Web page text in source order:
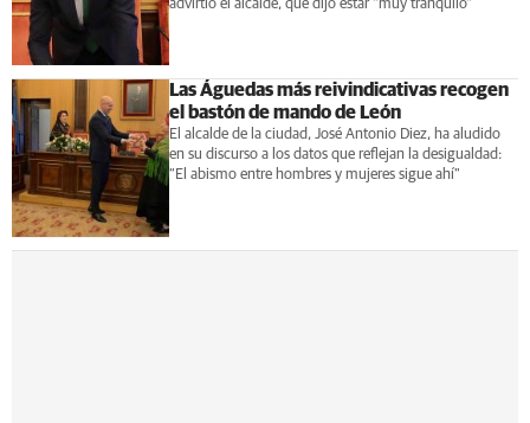
advirtió el alcalde, que dijo estar "muy tranquilo"
Las Águedas más reivindicativas recogen
el bastón de mando de León
El alcalde de la ciudad, José Antonio Diez, ha aludido
en su discurso a los datos que reflejan la desigualdad:
“El abismo entre hombres y mujeres sigue ahí"